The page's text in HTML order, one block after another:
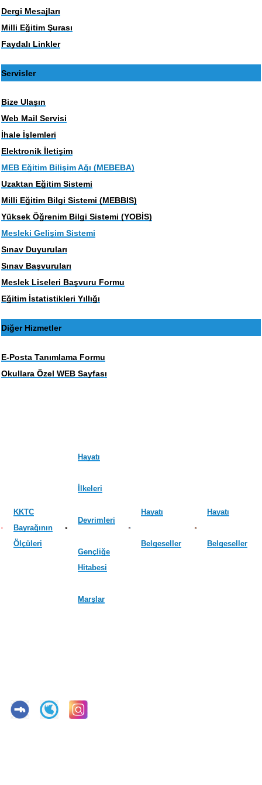
Dergi Mesajları
Milli Eğitim Şurası
Faydalı Linkler
Servisler
Bize Ulaşın
Web Mail Servisi
İhale İşlemleri
Elektronik İletişim
MEB Eğitim Bilişim Ağı (MEBEBA)
Uzaktan Eğitim Sistemi
Milli Eğitim Bilgi Sistemi (MEBBIS)
Yüksek Öğrenim Bilgi Sistemi (YOBİS)
Mesleki Gelişim Sistemi
Sınav Duyuruları
Sınav Başvuruları
Meslek Liseleri Başvuru Formu
Eğitim İstatistikleri Yıllığı
Diğer Hizmetler
E-Posta Tanımlama Formu
Okullara Özel WEB Sayfası
KKTC
Bayrağının
Ölçüleri
Hayatı
İlkeleri
Devrimleri
Gençliğe
Hitabesi
Marşlar
Hayatı
Belgeseller
Hayatı
Belgeseller